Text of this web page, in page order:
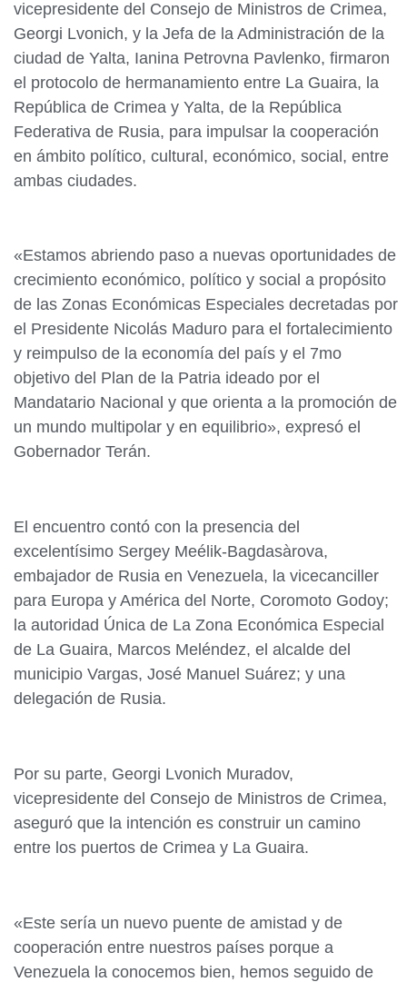
vicepresidente del Consejo de Ministros de Crimea,
Georgi Lvonich, y la Jefa de la Administración de la
ciudad de Yalta, Ianina Petrovna Pavlenko, firmaron
el protocolo de hermanamiento entre La Guaira, la
República de Crimea y Yalta, de la República
Federativa de Rusia, para impulsar la cooperación
en ámbito político, cultural, económico, social, entre
ambas ciudades.
«Estamos abriendo paso a nuevas oportunidades de
crecimiento económico, político y social a propósito
de las Zonas Económicas Especiales decretadas por
el Presidente Nicolás Maduro para el fortalecimiento
y reimpulso de la economía del país y el 7mo
objetivo del Plan de la Patria ideado por el
Mandatario Nacional y que orienta a la promoción de
un mundo multipolar y en equilibrio», expresó el
Gobernador Terán.
El encuentro contó con la presencia del
excelentísimo Sergey Meélik-Bagdasàrova,
embajador de Rusia en Venezuela, la vicecanciller
para Europa y América del Norte, Coromoto Godoy;
la autoridad Única de La Zona Económica Especial
de La Guaira, Marcos Meléndez, el alcalde del
municipio Vargas, José Manuel Suárez; y una
delegación de Rusia.
Por su parte, Georgi Lvonich Muradov,
vicepresidente del Consejo de Ministros de Crimea,
aseguró que la intención es construir un camino
entre los puertos de Crimea y La Guaira.
«Este sería un nuevo puente de amistad y de
cooperación entre nuestros países porque a
Venezuela la conocemos bien, hemos seguido de